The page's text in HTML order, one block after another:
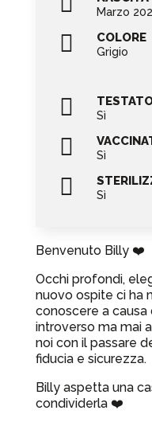
Marzo
 COLORE
Grigio
 Sì
 Sì
 Sì
Benvenuto Billy ❤️
Occhi profondi,
nuovo ospite ci ha
conoscere a
introverso ma mai
noi con il passare
fiducia e sicurezza.
Billy aspetta una
condividerla ❤️